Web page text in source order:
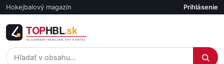
Skočiť na hlavný obsah
Hokejbalový magazín Účet
Prihlásenie